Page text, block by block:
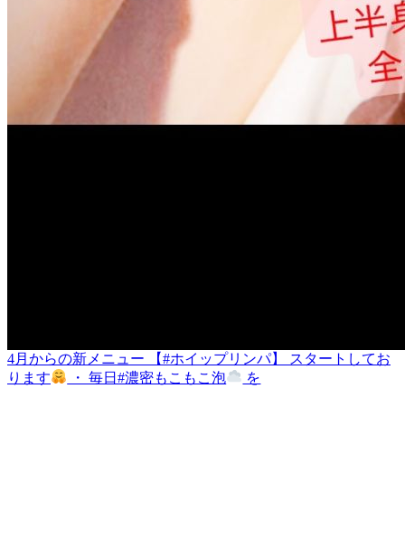
4月からの新メニュー 【#ホイップリンパ】 スタートしてお
ります
・ 毎日#濃密もこもこ泡 を